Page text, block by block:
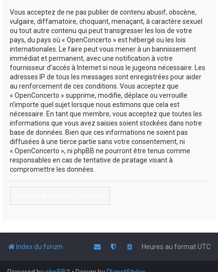
Vous acceptez de ne pas publier de contenu abusif, obscène,
vulgaire, diffamatoire, choquant, menaçant, à caractère sexuel
ou tout autre contenu qui peut transgresser les lois de votre
pays, du pays où « OpenConcerto » est hébergé ou les lois
internationales. Le faire peut vous mener à un bannissement
immédiat et permanent, avec une notification à votre
fournisseur d’accès à Internet si nous le jugeons nécessaire. Les
adresses IP de tous les messages sont enregistrées pour aider
au renforcement de ces conditions. Vous acceptez que
« OpenConcerto » supprime, modifie, déplace ou verrouille
n’importe quel sujet lorsque nous estimons que cela est
nécessaire. En tant que membre, vous acceptez que toutes les
informations que vous avez saisies soient stockées dans notre
base de données. Bien que ces informations ne soient pas
diffusées à une tierce partie sans votre consentement, ni
« OpenConcerto », ni phpBB ne pourront être tenus comme
responsables en cas de tentative de piratage visant à
compromettre les données.
Index du forum Heures au formatUTC